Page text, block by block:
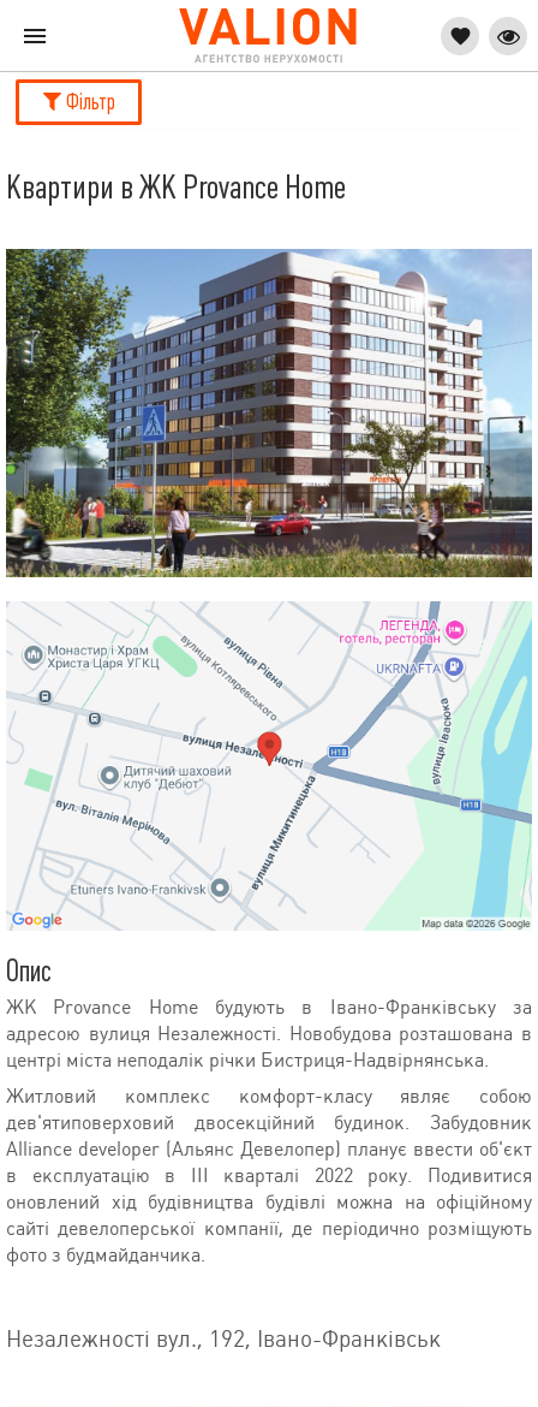
Фільтр
Квартири в ЖК Provance Home
Опис
ЖК Provance Home будують в Івано-Франківську за
адресою вулиця Незалежності. Новобудова розташована в
центрі міста неподалік річки Бистриця-Надвірнянська.
Житловий комплекс комфорт-класу являє собою
дев'ятиповерховий двосекційний будинок. Забудовник
Alliance developer (Альянс Девелопер) планує ввести об'єкт
в експлуатацію в ІІІ кварталі 2022 року. Подивитися
оновлений хід будівництва будівлі можна на офіційному
сайті девелоперської компанії, де періодично розміщують
фото з будмайданчика.
Незалежності вул., 192, Івано-Франківськ